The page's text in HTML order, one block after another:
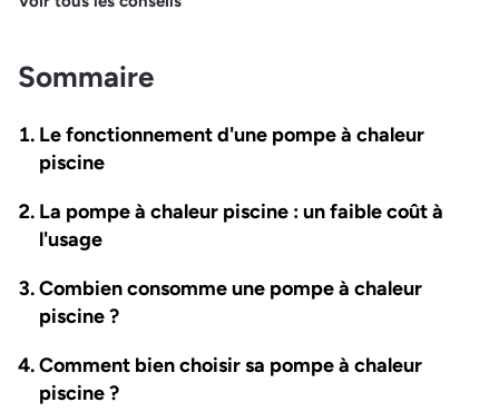
Sommaire
Le fonctionnement d'une pompe à chaleur
piscine
La pompe à chaleur piscine : un faible coût à
l'usage
Combien consomme une pompe à chaleur
piscine ?
Comment bien choisir sa pompe à chaleur
piscine ?